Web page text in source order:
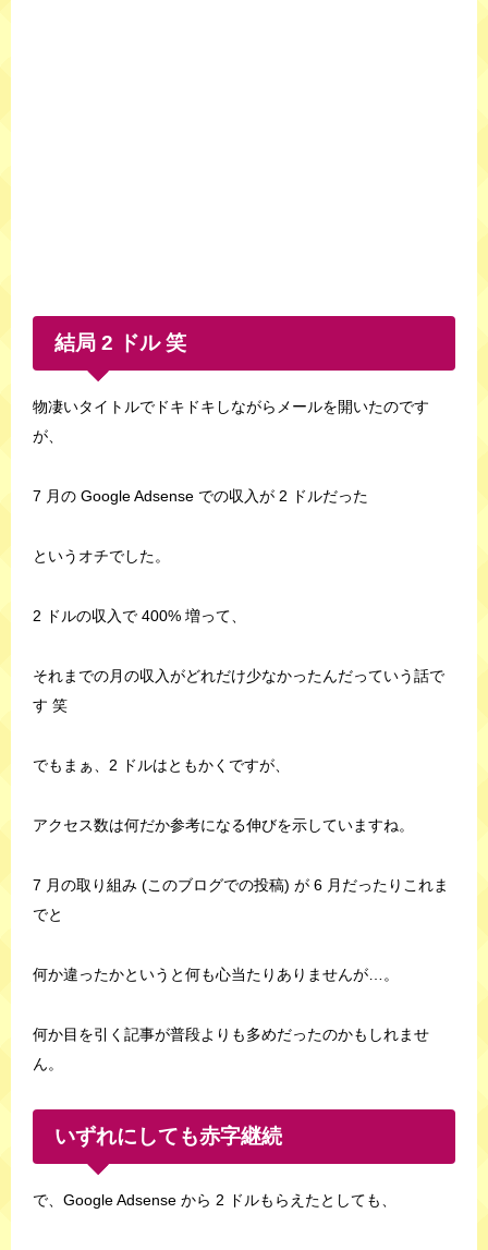
結局 2 ドル 笑
物凄いタイトルでドキドキしながらメールを開いたのです
が、
7 月の Google Adsense での収入が 2 ドルだった
というオチでした。
2 ドルの収入で 400% 増って、
それまでの月の収入がどれだけ少なかったんだっていう話で
す 笑
でもまぁ、2 ドルはともかくですが、
アクセス数は何だか参考になる伸びを示していますね。
7 月の取り組み (このブログでの投稿) が 6 月だったりこれま
でと
何か違ったかというと何も心当たりありませんが…。
何か目を引く記事が普段よりも多めだったのかもしれませ
ん。
いずれにしても赤字継続
で、Google Adsense から 2 ドルもらえたとしても、